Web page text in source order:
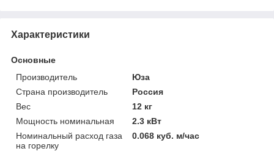
Характеристики
Основные
Производитель
Юза
Страна производитель
Россия
Вес
12 кг
Мощность номинальная
2.3 кВт
Номинальный расход газа
на горелку
0.068 куб. м/час